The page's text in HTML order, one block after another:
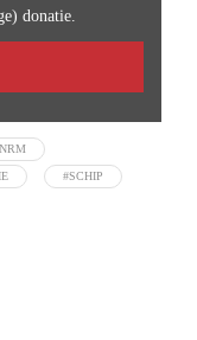
donatie.
#SCHIP